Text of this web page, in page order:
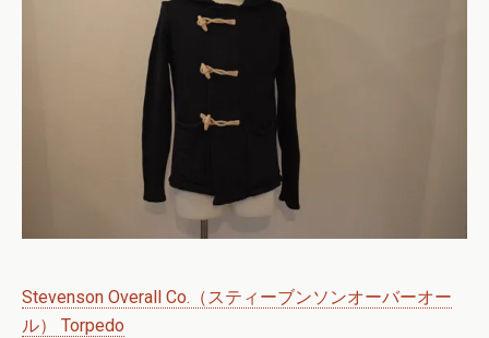
Stevenson Overall Co.（スティーブンソンオーバーオー
ル） Torpedo